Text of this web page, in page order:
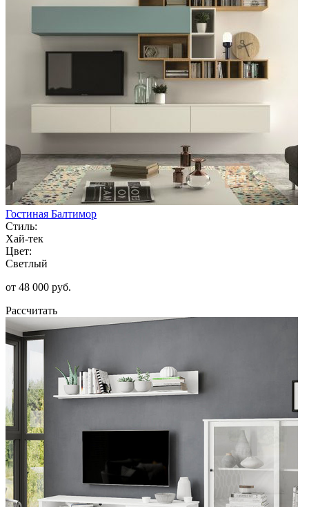
Гостиная Балтимор
Стиль:
Хай-тек
Цвет:
Светлый
от 48 000 руб.
Рассчитать